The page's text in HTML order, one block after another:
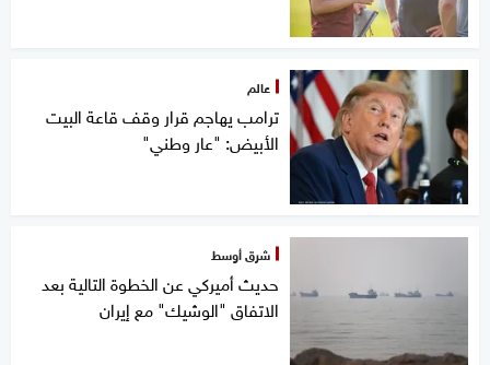
عالم
ترامب يهاجم قرار وقف قاعة البيت
الأبيض: "عار وطني"
شرق أوسط
حديث أميركي عن الخطوة التالية بعد
الاتفاق "الوشيك" مع إيران